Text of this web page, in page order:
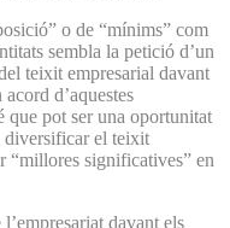
o de “mínims” com
sembla la petició d’un
teixit empresarial davant
d’aquestes
que pot ser una oportunitat
diversificar el teixit
“millores significatives” en
davant els